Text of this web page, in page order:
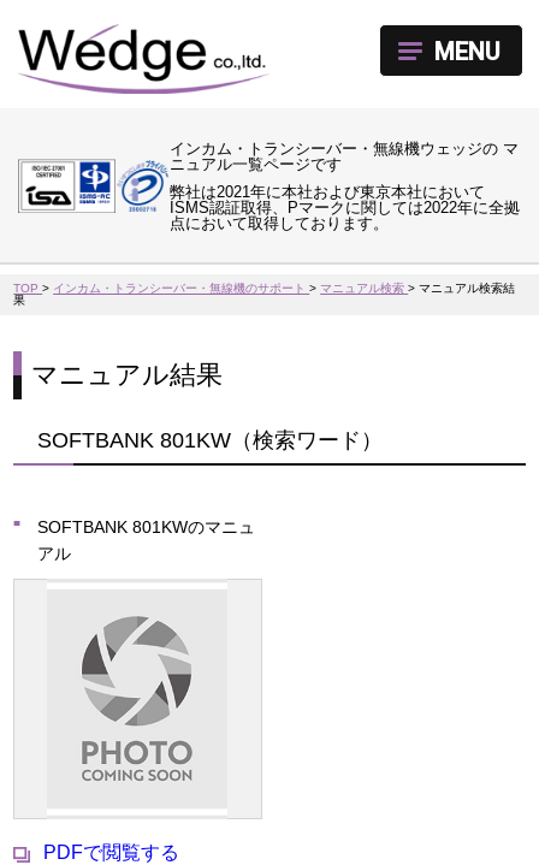
インカム・トランシーバー・無線機ウェッジの マ
ニュアル一覧ページです
弊社は2021年に本社および東京本社において
ISMS認証取得、Pマークに関しては2022年に全拠
点において取得しております。
MENU
TOP> インカム・トランシーバー・無線機のサポート>マニュアル検索>マニュアル検索結
果
マニュアル結果
SOFTBANK 801KW（検索ワード）
SOFTBANK 801KWのマニュ
アル
PDFで閲覧する